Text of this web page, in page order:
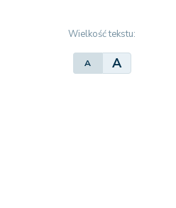
Wielkość tekstu:
A A